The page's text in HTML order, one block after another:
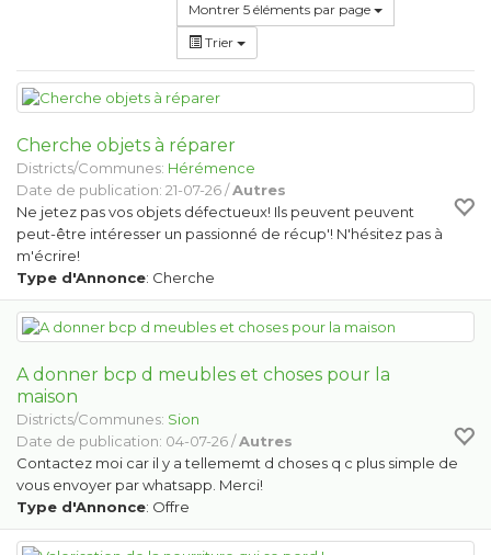
Montrer 5 éléments par page
Trier
Cherche objets à réparer
Districts/Communes: Hérémence
Date de publication: 21-07-26 /Autres
Ne jetez pas vos objets défectueux! Ils peuvent peuvent
peut-être intéresser un passionné de récup'! N'hésitez pas à
m'écrire!
Type d'Annonce: Cherche
A donner bcp d meubles et choses pour la
maison
Districts/Communes: Sion
Date de publication: 04-07-26 /Autres
Contactez moi car il y a tellememt d choses q c plus simple de
vous envoyer par whatsapp. Merci!
Type d'Annonce: Offre